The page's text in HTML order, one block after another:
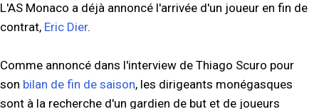
L'AS Monaco a déjà annoncé l'arrivée d'un joueur en fin de
contrat, Eric Dier.
Comme annoncé dans l'interview de Thiago Scuro pour
son bilan de fin de saison, les dirigeants monégasques
sont à la recherche d'un gardien de but et de joueurs